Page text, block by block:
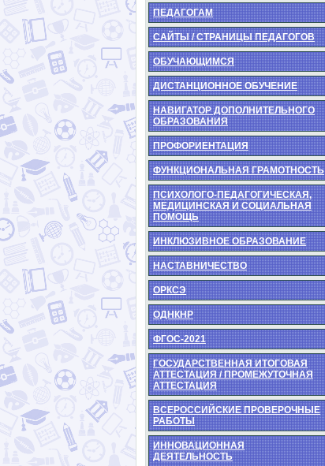
ПЕДАГОГАМ
САЙТЫ / СТРАНИЦЫ ПЕДАГОГОВ
ОБУЧАЮЩИМСЯ
ДИСТАНЦИОННОЕ ОБУЧЕНИЕ
НАВИГАТОР ДОПОЛНИТЕЛЬНОГО
ОБРАЗОВАНИЯ
ПРОФОРИЕНТАЦИЯ
ФУНКЦИОНАЛЬНАЯ ГРАМОТНОСТЬ
ПСИХОЛОГО-ПЕДАГОГИЧЕСКАЯ,
МЕДИЦИНСКАЯ И СОЦИАЛЬНАЯ
ПОМОЩЬ
ИНКЛЮЗИВНОЕ ОБРАЗОВАНИЕ
НАСТАВНИЧЕСТВО
ОРКСЭ
ОДНКНР
ФГОС-2021
ГОСУДАРСТВЕННАЯ ИТОГОВАЯ
АТТЕСТАЦИЯ / ПРОМЕЖУТОЧНАЯ
АТТЕСТАЦИЯ
ВСЕРОССИЙСКИЕ ПРОВЕРОЧНЫЕ
РАБОТЫ
ИННОВАЦИОННАЯ
ДЕЯТЕЛЬНОСТЬ